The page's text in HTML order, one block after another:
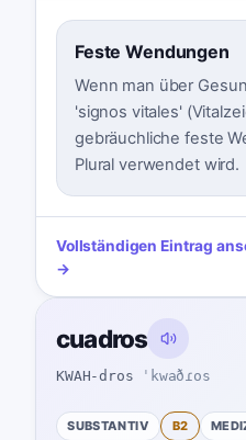
Feste Wendungen
Wenn man über
'signos vitales'
gebräuchliche feste
Plural verwendet wird.
Vollständigen Eintrag
→
cuadros
KWAH-dros ˈkwaðɾos
SUBSTANTIV B2